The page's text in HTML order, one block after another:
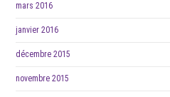
mars 2016
janvier 2016
décembre 2015
novembre 2015